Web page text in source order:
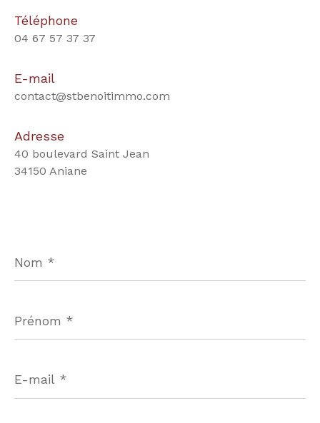
Téléphone
04 67 57 37 37
E-mail
contact@stbenoitimmo.com
Adresse
40 boulevard Saint Jean
34150 Aniane
*
*
mail
*